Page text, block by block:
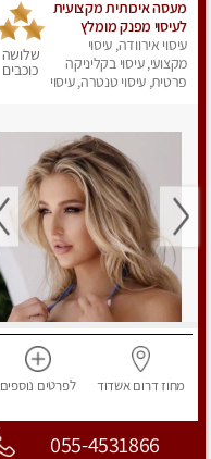
מעסה איכותית מקצועית
לעיסוי מפנק מומלץ
מאוד ....פרטי!! ללא מין
!!
עיסוי אירוודה, עיסוי
מקצועי, עיסוי בקליניקה
פרטית, עיסוי טנטרה, עיסוי
שלושה
כוכבים
מחוז דרוםאשדוד לפרטים נוספים
055-4531866